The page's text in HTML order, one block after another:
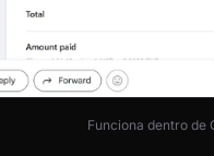
Funciona dentro de